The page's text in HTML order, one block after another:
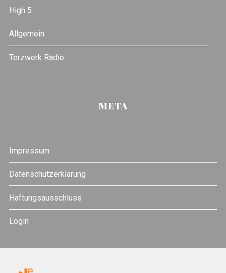
High 5
Allgemein
Terzwerk Radio
META
Impressum
Datenschutzerklärung
Haftungsausschluss
Login